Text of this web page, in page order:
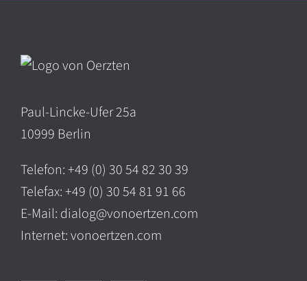
Paul-Lincke-Ufer 25a
10999 Berlin
Telefon: +49 (0) 30 54 82 30 39
Telefax: +49 (0) 30 54 81 91 66
E-Mail: dialog@vonoertzen.com
Internet:vonoertzen.com